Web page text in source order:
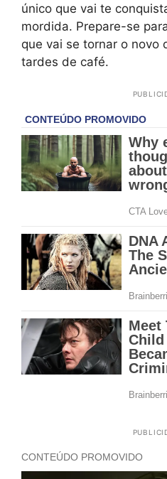
único que vai te
mordida. Prepare-se
que vai se tornar o novo
tardes de café.